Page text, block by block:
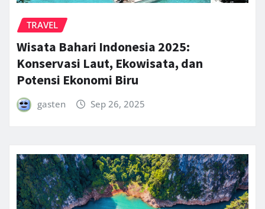
TRAVEL
Wisata Bahari Indonesia 2025:
Konservasi Laut, Ekowisata, dan
Potensi Ekonomi Biru
gasten Sep 26, 2025